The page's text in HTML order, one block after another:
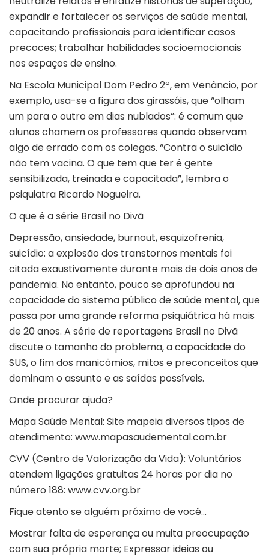
expandir e fortalecer os serviços de saúde mental,
capacitando profissionais para identificar casos
precoces; trabalhar habilidades socioemocionais
nos espaços de ensino.
Na Escola Municipal Dom Pedro 2º, em Venâncio, por
exemplo, usa-se a figura dos girassóis, que “olham
um para o outro em dias nublados”: é comum que
alunos chamem os professores quando observam
algo de errado com os colegas. “Contra o suicídio
não tem vacina. O que tem que ter é gente
sensibilizada, treinada e capacitada”, lembra o
psiquiatra Ricardo Nogueira.
O que é a série Brasil no Divã
Depressão, ansiedade, burnout, esquizofrenia,
suicídio: a explosão dos transtornos mentais foi
citada exaustivamente durante mais de dois anos de
pandemia. No entanto, pouco se aprofundou na
capacidade do sistema público de saúde mental, que
passa por uma grande reforma psiquiátrica há mais
de 20 anos. A série de reportagens Brasil no Divã
discute o tamanho do problema, a capacidade do
SUS, o fim dos manicômios, mitos e preconceitos que
dominam o assunto e as saídas possíveis.
Onde procurar ajuda?
Mapa Saúde Mental: Site mapeia diversos tipos de
atendimento: www.mapasaudemental.com.br
CVV (Centro de Valorização da Vida): Voluntários
atendem ligações gratuitas 24 horas por dia no
número 188: www.cvv.org.br
Fique atento se alguém próximo de você…
Mostrar falta de esperança ou muita preocupação
com sua própria morte; Expressar ideias ou